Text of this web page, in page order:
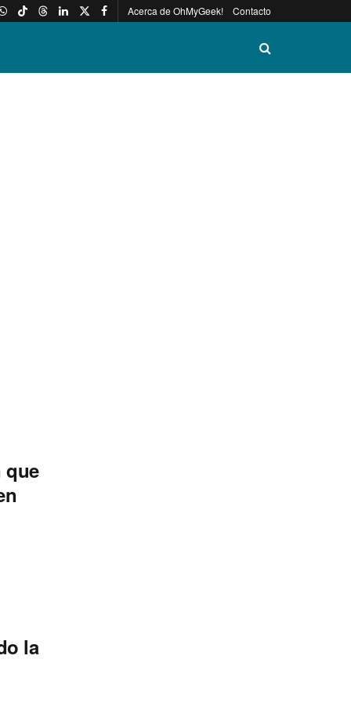
Acerca de OhMyGeek! Contacto
que
la